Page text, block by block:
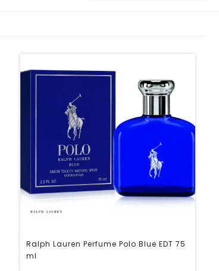
Ralph Lauren Perfume Polo Blue EDT 75
ml